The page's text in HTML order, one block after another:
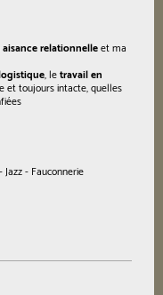
aisance relationnelleet ma
, letravail en
et toujours intacte, quelles
- Fauconnerie